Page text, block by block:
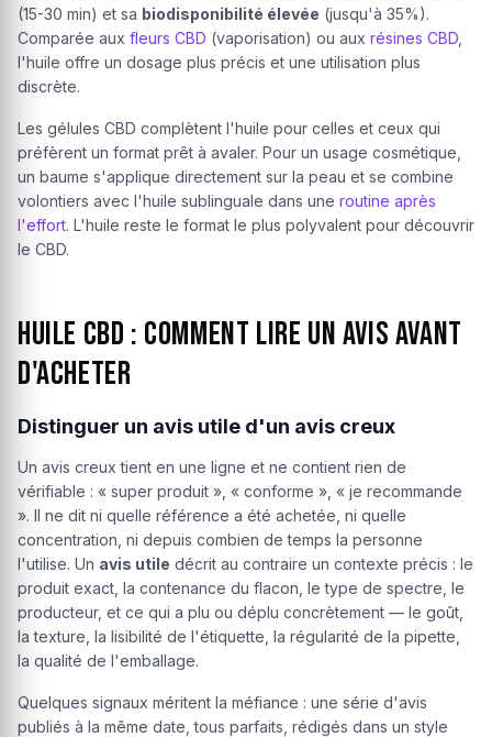
(15-30 min) et sa biodisponibilité élevée (jusqu'à 35%).
Comparée aux fleurs CBD (vaporisation) ou aux résines CBD
l'huile offre un dosage plus précis et une utilisation plus
discrète.
Les gélules CBD complètent l'huile pour celles et ceux qui
préfèrent un format prêt à avaler. Pour un usage cosmétique,
un baume s'applique directement sur la peau et se combine
volontiers avec l'huile sublinguale dans une routine après
l'effort. L'huile reste le format le plus polyvalent pour découvrir
le CBD.
Huile CBD : comment lire un avis avant
d'acheter
Distinguer un avis utile d'un avis creux
Un avis creux tient en une ligne et ne contient rien de
vérifiable : « super produit », « conforme », « je recommande
». Il ne dit ni quelle référence a été achetée, ni quelle
concentration, ni depuis combien de temps la personne
l'utilise. Un avis utile décrit au contraire un contexte précis : le
produit exact, la contenance du flacon, le type de spectre, le
producteur, et ce qui a plu ou déplu concrètement — le goût,
la texture, la lisibilité de l'étiquette, la régularité de la pipette,
la qualité de l'emballage.
Quelques signaux méritent la méfiance : une série d'avis
publiés à la même date, tous parfaits, rédigés dans un style